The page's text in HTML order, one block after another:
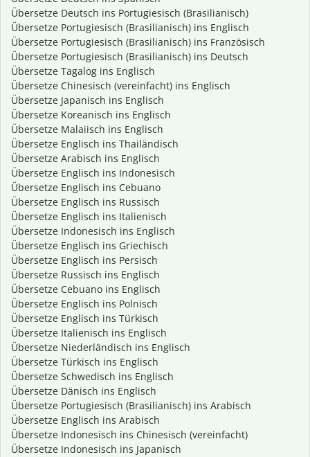
Übersetze Deutsch ins Portugiesisch (Brasilianisch)
Übersetze Portugiesisch (Brasilianisch) ins Englisch
Übersetze Portugiesisch (Brasilianisch) ins Französisch
Übersetze Portugiesisch (Brasilianisch) ins Deutsch
Übersetze Tagalog ins Englisch
Übersetze Chinesisch (vereinfacht) ins Englisch
Übersetze Japanisch ins Englisch
Übersetze Koreanisch ins Englisch
Übersetze Malaiisch ins Englisch
Übersetze Englisch ins Thailändisch
Übersetze Arabisch ins Englisch
Übersetze Englisch ins Indonesisch
Übersetze Englisch ins Cebuano
Übersetze Englisch ins Russisch
Übersetze Englisch ins Italienisch
Übersetze Indonesisch ins Englisch
Übersetze Englisch ins Griechisch
Übersetze Englisch ins Persisch
Übersetze Russisch ins Englisch
Übersetze Cebuano ins Englisch
Übersetze Englisch ins Polnisch
Übersetze Englisch ins Türkisch
Übersetze Italienisch ins Englisch
Übersetze Niederländisch ins Englisch
Übersetze Türkisch ins Englisch
Übersetze Schwedisch ins Englisch
Übersetze Dänisch ins Englisch
Übersetze Portugiesisch (Brasilianisch) ins Arabisch
Übersetze Englisch ins Arabisch
Übersetze Indonesisch ins Chinesisch (vereinfacht)
Übersetze Indonesisch ins Japanisch